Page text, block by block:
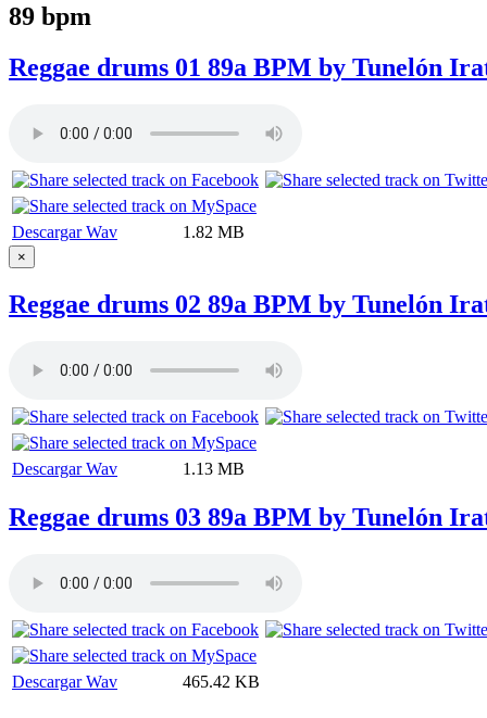
89 bpm
Reggae drums 01 89a BPM by Tunelón
Descargar Wav 1.82 MB
×
Reggae drums 02 89a BPM by Tunelón
Descargar Wav 1.13 MB
Reggae drums 03 89a BPM by Tunelón
Descargar Wav 465.42 KB